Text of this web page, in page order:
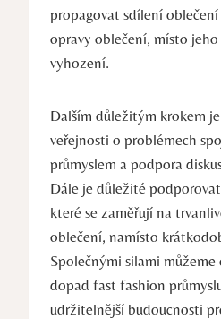
propagovat sdílení
opravy oblečení, místo
vyhození.
Dalším důležitým krokem
veřejnosti o problémech
průmyslem a podpora
Dále je důležité
které se zaměřují na
oblečení, namísto
Společnými silami
dopad fast fashion
udržitelnější budoucnosti